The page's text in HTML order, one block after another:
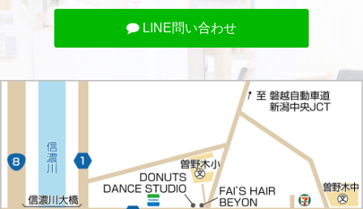
LINE問い合わせ